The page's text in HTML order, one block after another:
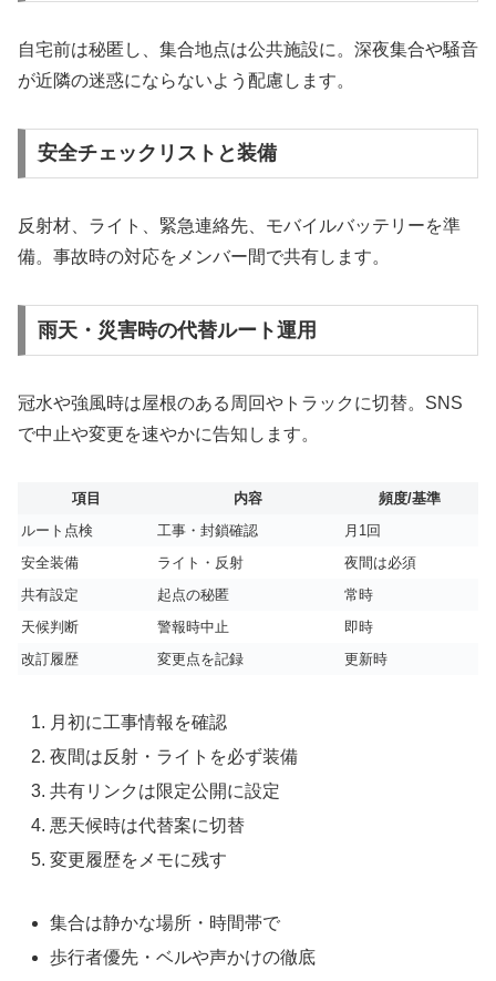
自宅前は秘匿し、集合地点は公共施設に。深夜集合や騒音
が近隣の迷惑にならないよう配慮します。
安全チェックリストと装備
反射材、ライト、緊急連絡先、モバイルバッテリーを準
備。事故時の対応をメンバー間で共有します。
雨天・災害時の代替ルート運用
冠水や強風時は屋根のある周回やトラックに切替。SNS
で中止や変更を速やかに告知します。
項目 内容
頻度/基準
ルート点検
工事・封鎖確認
月1回
安全装備
ライト・反射
夜間は必須
共有設定
起点の秘匿
常時
天候判断
警報時中止
即時
改訂履歴
変更点を記録 更新時
月初に工事情報を確認
夜間は反射・ライトを必ず装備
共有リンクは限定公開に設定
悪天候時は代替案に切替
変更履歴をメモに残す
集合は静かな場所・時間帯で
歩行者優先・ベルや声かけの徹底